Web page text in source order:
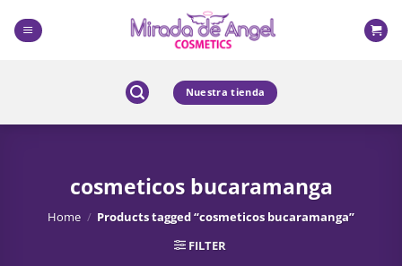
content
Nuestra tienda
cosmeticos bucaramanga
Home / Products tagged “cosmeticos bucaramanga”
FILTER